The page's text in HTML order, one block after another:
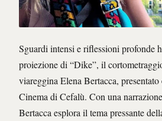
Sguardi intensi e riflessioni profonde
proiezione di “Dike”, il
viareggina Elena Bertacca,
Cinema di Cefalù. Con una
Bertacca esplora il tema pressante